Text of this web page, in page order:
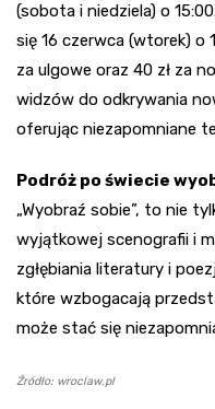
(sobota i niedziela) o
się 16 czerwca (wtorek) o
za ulgowe oraz 40 zł za
widzów do odkrywania
oferując niezapomniane
Podróż po świecie
„Wyobraź sobie”, to nie
wyjątkowej scenografii i
zgłębiania literatury i
które wzbogacają
może stać się
Źródło: wroclaw.pl